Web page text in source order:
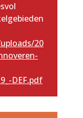
20
DEF.pdf